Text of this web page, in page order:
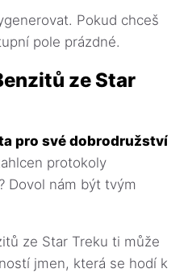
Pokud chceš
pole prázdné.
ze Star
pro své dobrodružství
protokoly
Dovol nám být tvým
ze Star Treku ti může
jmen, která se hodí k